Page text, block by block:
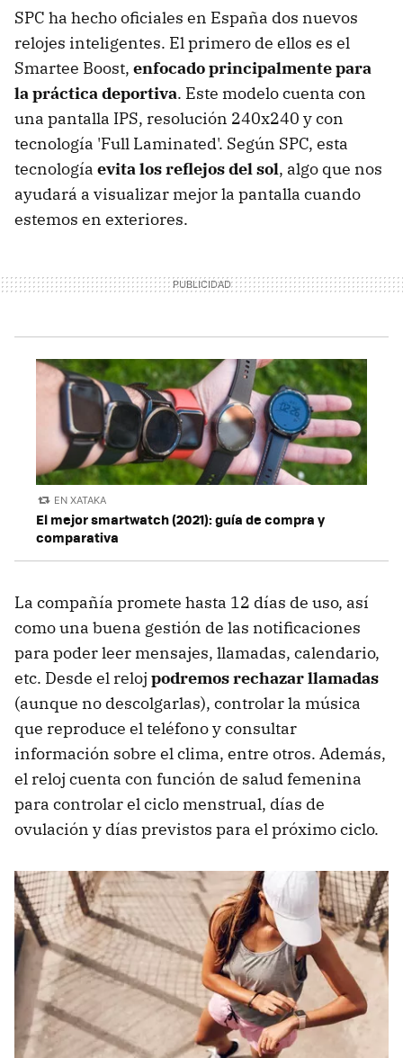
SPC ha hecho oficiales en España dos nuevos
relojes inteligentes. El primero de ellos es el
Smartee Boost, enfocado principalmente para
la práctica deportiva. Este modelo cuenta con
una pantalla IPS, resolución 240x240 y con
tecnología 'Full Laminated'. Según SPC, esta
tecnología evita los reflejos del sol, algo que nos
ayudará a visualizar mejor la pantalla cuando
estemos en exteriores.
EN XATAKA
El mejor smartwatch (2021): guía de compra y
comparativa
La compañía promete hasta 12 días de uso, así
como una buena gestión de las notificaciones
para poder leer mensajes, llamadas, calendario,
etc. Desde el reloj podremos rechazar llamadas
(aunque no descolgarlas), controlar la música
que reproduce el teléfono y consultar
información sobre el clima, entre otros. Además,
el reloj cuenta con función de salud femenina
para controlar el ciclo menstrual, días de
ovulación y días previstos para el próximo ciclo.